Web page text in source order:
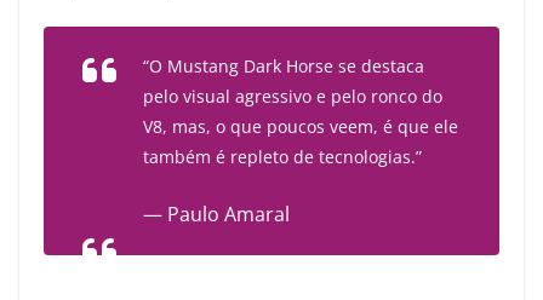
“O Mustang Dark Horse se destaca
pelo visual agressivo e pelo ronco do
V8, mas, o que poucos veem, é que ele
também é repleto de tecnologias.”
— Paulo Amaral